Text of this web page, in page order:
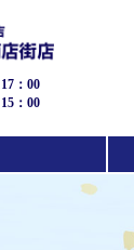
17：00
15：00